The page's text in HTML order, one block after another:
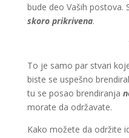
bude deo Vaših postova.
skoro prikrivena.
To je samo par stvari
biste se uspešno
tu se posao brendiranja
morate da održavate.
Kako možete da održite